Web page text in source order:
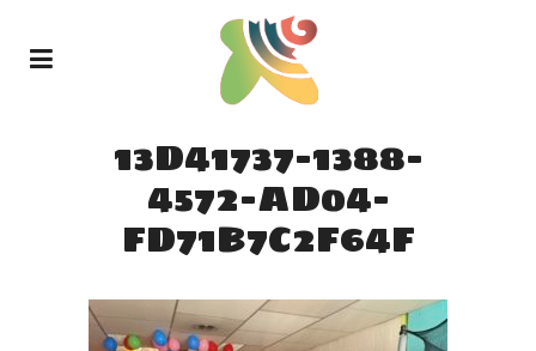
13D41737-1388-
4572-AD04-
FD71B7C2F64F